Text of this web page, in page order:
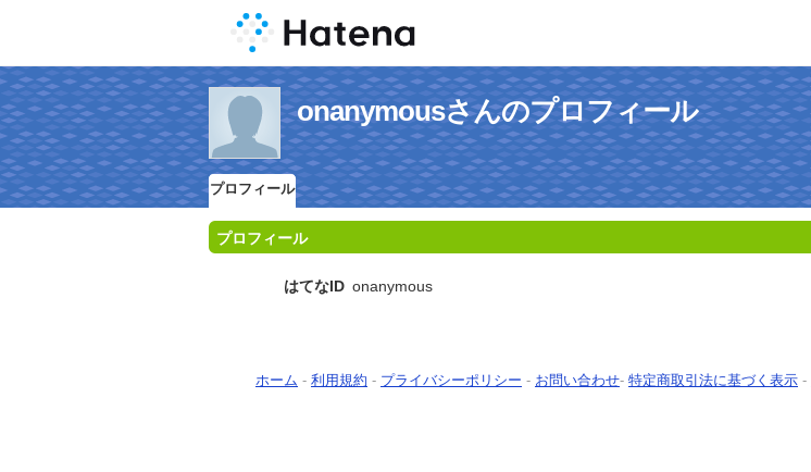
onanymousさんのプロフィール
プロフィール
プロフィール
はてなID onanymous
ホーム - 利用規約 - プライバシーポリシー - お問い合わせ- 特定商取引法に基づく表示 -